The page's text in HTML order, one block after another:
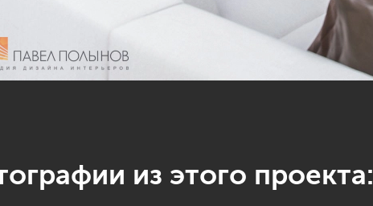
из этого проекта: